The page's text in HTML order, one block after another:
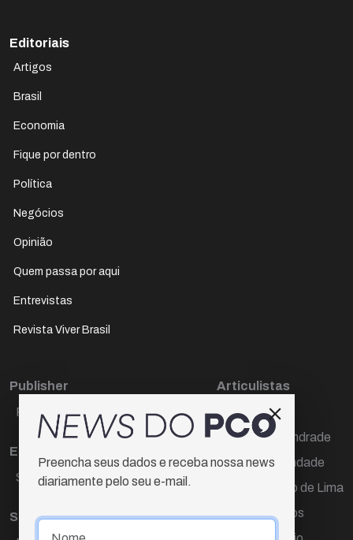
Editoriais
Artigos
Brasil
Economia
Fique por dentro
Política
Negócios
Opinião
Quem passa por aqui
Entrevistas
Revista Viver Brasil
Publisher
Paulo Cesar de Oliveira
Editora Chefe
Sueli Cotta
Sub-editora
Articulistas
Décio Freire
Dr Marcos Andrade
Hamilton Trindade
Igor Carvalho de Lima
Mario Campos
Preencha seus dados e receba nossa news
diariamente pelo seu e-mail.